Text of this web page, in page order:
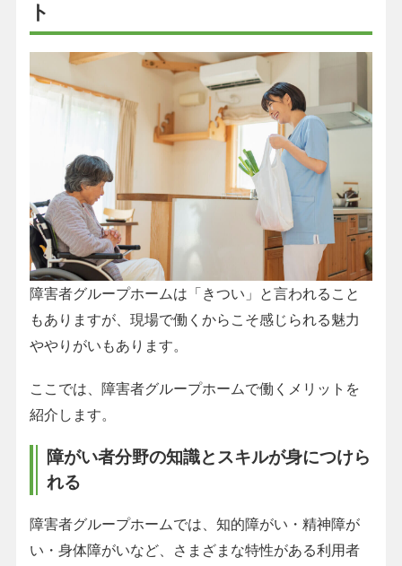
ト
障害者グループホームは「きつい」と言われること
もありますが、現場で働くからこそ感じられる魅力
ややりがいもあります。
ここでは、障害者グループホームで働くメリットを
紹介します。
障がい者分野の知識とスキルが身につけら
れる
障害者グループホームでは、知的障がい・精神障が
い・身体障がいなど、さまざまな特性がある利用者